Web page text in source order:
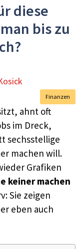
diese
bis zu
Finanzen
ahnt oft
im Dreck,
sechsstellige
machen will.
Grafiken
keiner machen
Sie zeigen
eben auch